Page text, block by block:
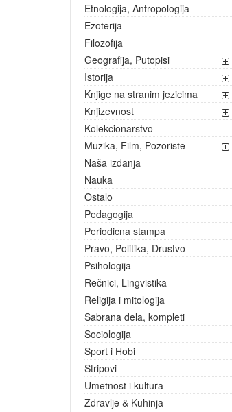
Etnologija, Antropologija
Ezoterija
Filozofija
Geografija, Putopisi
Istorija
Knjige na stranim jezicima
Knjizevnost
Kolekcionarstvo
Muzika, Film, Pozoriste
Naša izdanja
Nauka
Ostalo
Pedagogija
Periodicna stampa
Pravo, Politika, Drustvo
Psihologija
Rečnici, Lingvistika
Religija i mitologija
Sabrana dela, kompleti
Sociologija
Sport i Hobi
Stripovi
Umetnost i kultura
Zdravlje & Kuhinja